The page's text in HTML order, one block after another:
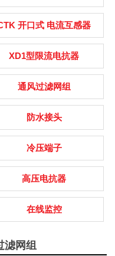
开口式 电流互感器
XD1型限流电抗器
通风过滤网组
防水接头
冷压端子
高压电抗器
在线监控
滤网组